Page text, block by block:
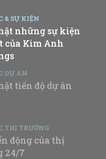
& SỰ KIỆN
những sự kiện
của Kim Anh
DỰ ÁN
tiến độ dự án
THỊ TRƯỜNG
động của thị
24/7